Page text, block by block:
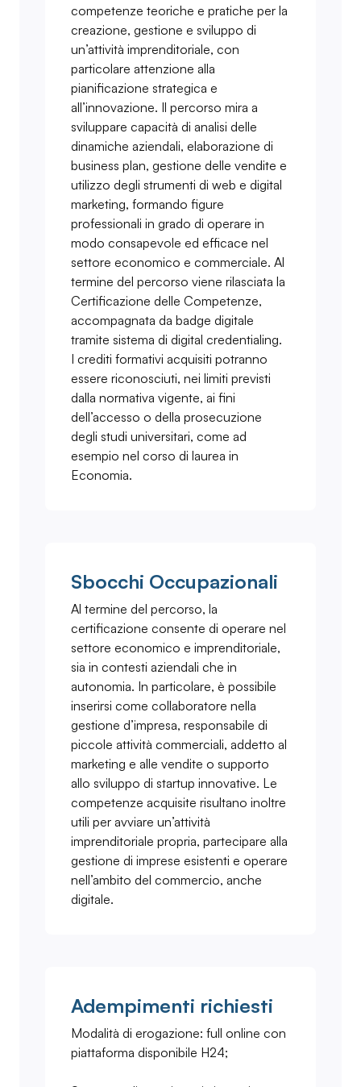
competenze teoriche e pratiche per la
creazione, gestione e sviluppo di
un’attività imprenditoriale, con
particolare attenzione alla
pianificazione strategica e
all’innovazione. Il percorso mira a
sviluppare capacità di analisi delle
dinamiche aziendali, elaborazione di
business plan, gestione delle vendite e
utilizzo degli strumenti di web e digital
marketing, formando figure
professionali in grado di operare in
modo consapevole ed efficace nel
settore economico e commerciale. Al
termine del percorso viene rilasciata la
Certificazione delle Competenze,
accompagnata da badge digitale
tramite sistema di digital credentialing.
I crediti formativi acquisiti potranno
essere riconosciuti, nei limiti previsti
dalla normativa vigente, ai fini
dell’accesso o della prosecuzione
degli studi universitari, come ad
esempio nel corso di laurea in
Economia.
Sbocchi Occupazionali
Al termine del percorso, la
certificazione consente di operare nel
settore economico e imprenditoriale,
sia in contesti aziendali che in
autonomia. In particolare, è possibile
inserirsi come collaboratore nella
gestione d’impresa, responsabile di
piccole attività commerciali, addetto al
marketing e alle vendite o supporto
allo sviluppo di startup innovative. Le
competenze acquisite risultano inoltre
utili per avviare un’attività
imprenditoriale propria, partecipare alla
gestione di imprese esistenti e operare
nell’ambito del commercio, anche
digitale.
Adempimenti richiesti
Modalità di erogazione: full online con
piattaforma disponibile H24;